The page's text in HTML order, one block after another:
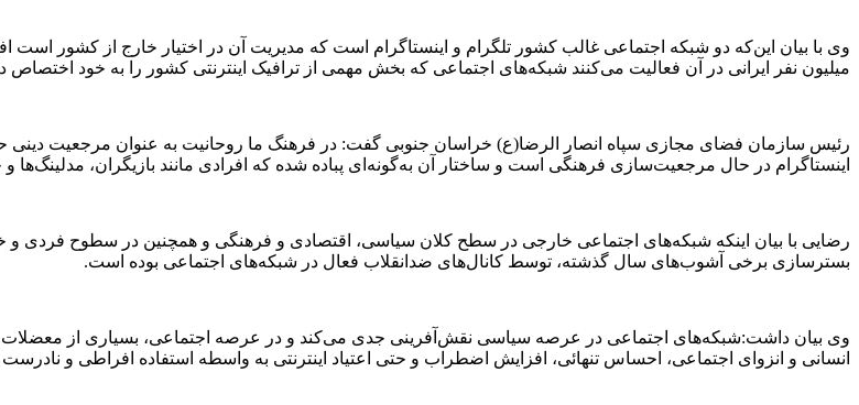
میلیون نفر ایرانی در آن فعالیت می‌کنند شبکه‌های اجتماعی که بخش مهمی از ترافیک اینترنتی کشور را به خود اختصاص
رئیس سازمان فضای مجازی سپاه انصار الرضا(ع) خراسان جنوبی گفت: در فرهنگ ما روحانیت به عنوان مرجعیت دینی
اینستاگرام در حال مرجعیت‌سازی فرهنگی است و ساختار آن به‌گونه‌ای پباده شده که افرادی مانند بازیگران، مدلینگ‌ها
رضایی با بیان اینکه شبکه‌های اجتماعی خارجی در سطح کلان سیاسی، اقتصادی و فرهنگی و همچنین در سطوح فردی و
بسترسازی برخی آشوب‌های سال گذشته، توسط کانال‌های ضدانقلاب فعال در شبکه‌های اجتماعی بوده است.
وی بیان داشت:شبکه‌های اجتماعی در عرصه سیاسی نقش‌آفرینی جدی می‌کند و در عرصه اجتماعی، بسیاری از
انسانی و انزوای اجتماعی، احساس تنهائی، افزایش اضطراب و حتی اعتیاد اینترنتی به واسطه استفاده افراطی و